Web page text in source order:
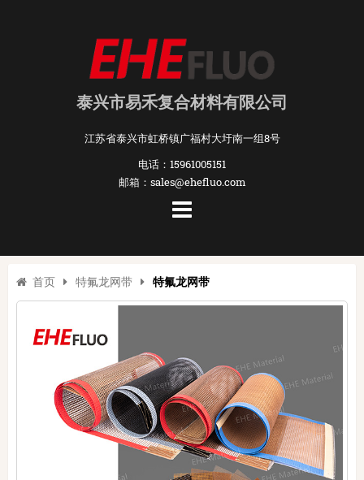
泰兴市易禾复合材料有限公司
江苏省泰兴市虹桥镇广福村大圩南一组8号
电话：15961005151
邮箱：sales@ehefluo.com
首页 特氟龙网带 特氟龙网带